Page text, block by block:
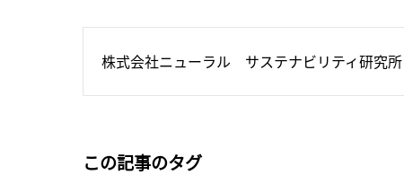
株式会社ニューラル　サステナビリティ研究所
この記事のタグ